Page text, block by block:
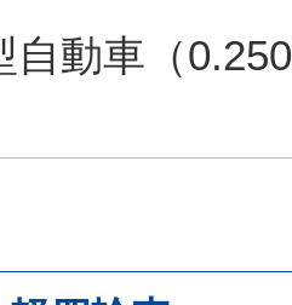
自動車（